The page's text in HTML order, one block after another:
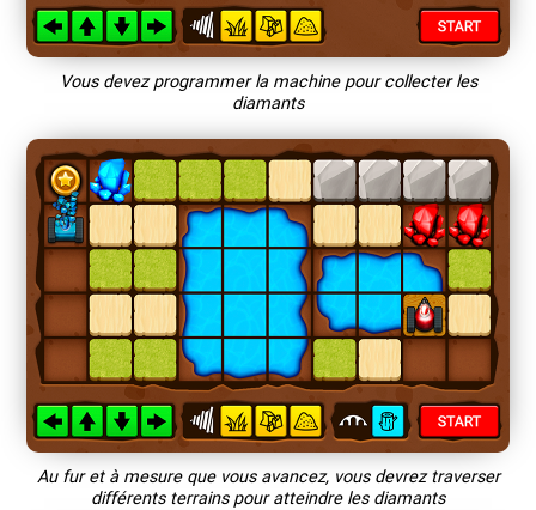
Vous devez programmer la machine pour collecter les
diamants
Au fur et à mesure que vous avancez, vous devrez traverser
différents terrains pour atteindre les diamants